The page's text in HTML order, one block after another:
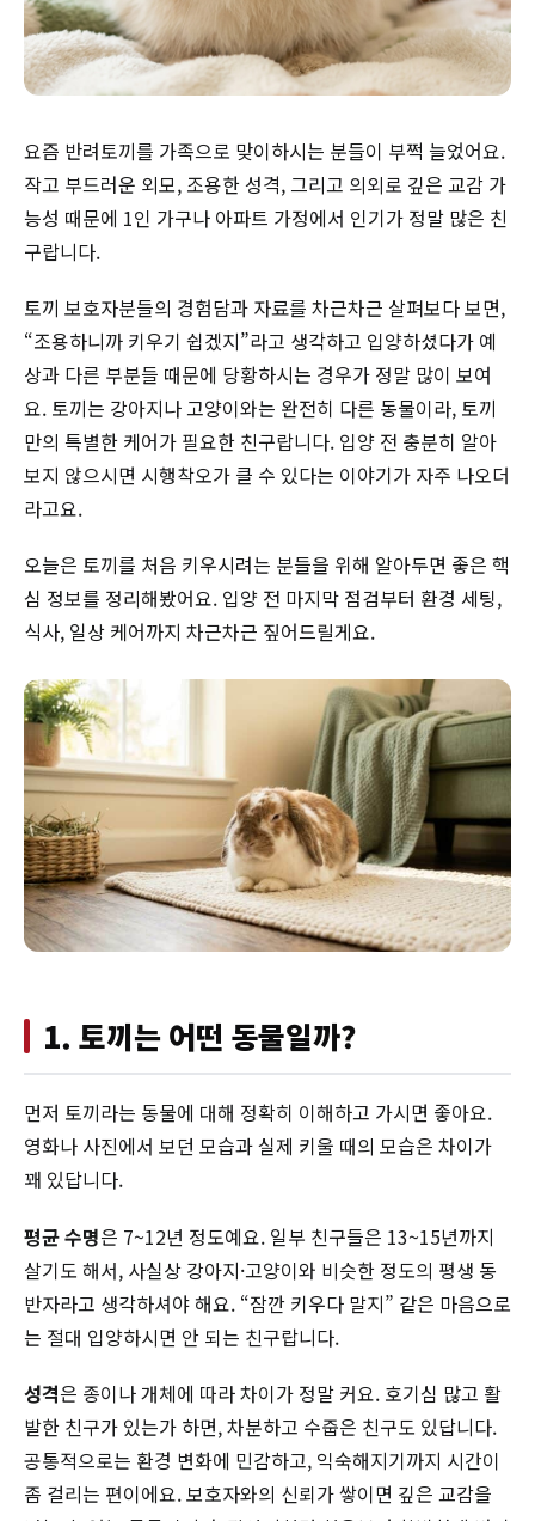
요즘 반려토끼를 가족으로 맞이하시는 분들이 부쩍 늘었어요.
작고 부드러운 외모, 조용한 성격, 그리고 의외로 깊은 교감 가
능성 때문에 1인 가구나 아파트 가정에서 인기가 정말 많은 친
구랍니다.
토끼 보호자분들의 경험담과 자료를 차근차근 살펴보다 보면,
“조용하니까 키우기 쉽겠지”라고 생각하고 입양하셨다가 예
상과 다른 부분들 때문에 당황하시는 경우가 정말 많이 보여
요. 토끼는 강아지나 고양이와는 완전히 다른 동물이라, 토끼
만의 특별한 케어가 필요한 친구랍니다. 입양 전 충분히 알아
보지 않으시면 시행착오가 클 수 있다는 이야기가 자주 나오더
라고요.
오늘은 토끼를 처음 키우시려는 분들을 위해 알아두면 좋은 핵
심 정보를 정리해봤어요. 입양 전 마지막 점검부터 환경 세팅,
식사, 일상 케어까지 차근차근 짚어드릴게요.
1. 토끼는 어떤 동물일까?
먼저 토끼라는 동물에 대해 정확히 이해하고 가시면 좋아요.
영화나 사진에서 보던 모습과 실제 키울 때의 모습은 차이가
꽤 있답니다.
평균 수명은 7~12년 정도예요. 일부 친구들은 13~15년까지
살기도 해서, 사실상 강아지·고양이와 비슷한 정도의 평생 동
반자라고 생각하셔야 해요. “잠깐 키우다 말지” 같은 마음으로
는 절대 입양하시면 안 되는 친구랍니다.
성격은 종이나 개체에 따라 차이가 정말 커요. 호기심 많고 활
발한 친구가 있는가 하면, 차분하고 수줍은 친구도 있답니다.
공통적으로는 환경 변화에 민감하고, 익숙해지기까지 시간이
좀 걸리는 편이에요. 보호자와의 신뢰가 쌓이면 깊은 교감을